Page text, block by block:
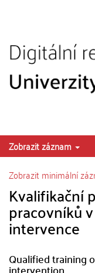
Zobrazit záznam
Zobrazit minimální
Kvalifikační
pracovníků
intervence
Qualified training